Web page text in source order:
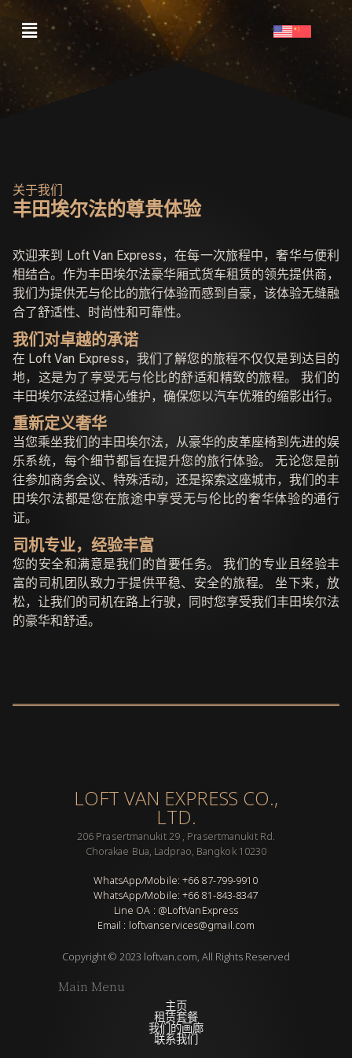
关于我们
丰田埃尔法的尊贵体验
欢迎来到 Loft Van Express，在每一次旅程中，奢华与便利
相结合。作为丰田埃尔法豪华厢式货车租赁的领先提供商，
我们为提供无与伦比的旅行体验而感到自豪，该体验无缝融
合了舒适性、时尚性和可靠性。
我们对卓越的承诺
在 Loft Van Express，我们了解您的旅程不仅仅是到达目的
地，这是为了享受无与伦比的舒适和精致的旅程。 我们的
丰田埃尔法经过精心维护，确保您以汽车优雅的缩影出行。
重新定义奢华
当您乘坐我们的丰田埃尔法，从豪华的皮革座椅到先进的娱
乐系统，每个细节都旨在提升您的旅行体验。 无论您是前
往参加商务会议、特殊活动，还是探索这座城市，我们的丰
田埃尔法都是您在旅途中享受无与伦比的奢华体验的通行
证。
司机专业，经验丰富
您的安全和满意是我们的首要任务。 我们的专业且经验丰
富的司机团队致力于提供平稳、安全的旅程。 坐下来，放
松，让我们的司机在路上行驶，同时您享受我们丰田埃尔法
的豪华和舒适。
LOFT VAN EXPRESS CO.,
LTD.
206 Prasertmanukit 29 , Prasertmanukit Rd.
Chorakae Bua, Ladprao, Bangkok 10230
WhatsApp/Mobile: +66 87-799-9910
WhatsApp/Mobile: +66 81-843-8347
Line OA : @LoftVanExpress
Email : loftvanservices@gmail.com
Copyright © 2023 loftvan.com, All Rights Reserved
Main Menu
主页
租赁套餐
我们的画廊
联系我们